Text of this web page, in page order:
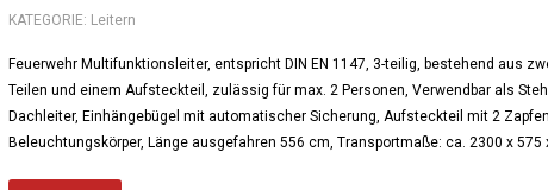
KATEGORIE: Leitern
Feuerwehr Multifunktionsleiter, entspricht DIN EN 1147, 3-teilig, bestehend aus
Teilen und einem Aufsteckteil, zulässig für max. 2 Personen, Verwendbar als
Dachleiter, Einhängebügel mit automatischer Sicherung, Aufsteckteil mit 2
Beleuchtungskörper, Länge ausgefahren 556 cm, Transportmaße: ca. 2300 x 575